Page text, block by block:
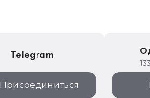
Telegram
Присоединиться